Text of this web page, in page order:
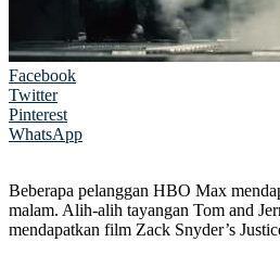
Facebook
Twitter
Pinterest
WhatsApp
Beberapa pelanggan HBO Max
malam. Alih-alih tayangan Tom and
mendapatkan film Zack Snyder’s